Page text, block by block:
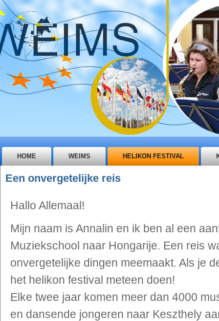
HOME WEIMS HELIKON FESTIVAL
Een onvergetelijke reis
Hallo Allemaal!
Mijn naam is Annalin en ik ben al een
Muziekschool naar Hongarije. Een reis
onvergetelijke dingen meemaakt. Als je
het helikon festival meteen doen!
Elke twee jaar komen meer dan 4000
en dansende jongeren naar Keszthely